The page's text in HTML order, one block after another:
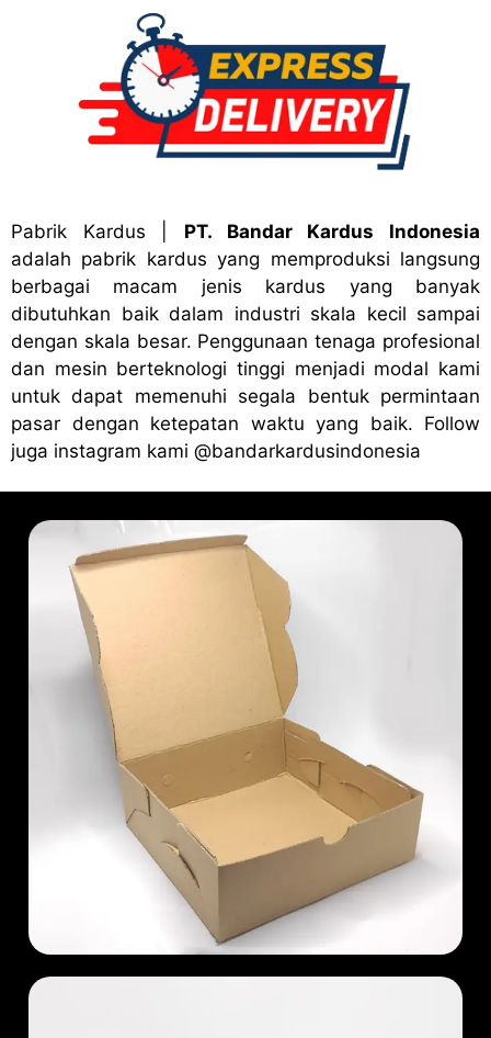
Pabrik Kardus
PT. Bandar Kardus Indonesia
adalah pabrik kardus yang memproduksi langsung
berbagai macam jenis kardus yang banyak
dibutuhkan baik dalam industri skala kecil sampai
dengan skala besar. Penggunaan tenaga profesional
dan mesin berteknologi tinggi menjadi modal kami
untuk dapat memenuhi segala bentuk permintaan
pasar dengan ketepatan waktu yang baik. Follow
juga instagram kami @bandarkardusindonesia